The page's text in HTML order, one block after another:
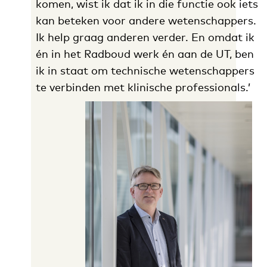
komen, wist ik dat ik in die functie ook iets
kan beteken voor andere wetenschappers.
Ik help graag anderen verder. En omdat ik
én in het Radboud werk én aan de UT, ben
ik in staat om technische wetenschappers
te verbinden met klinische professionals.’